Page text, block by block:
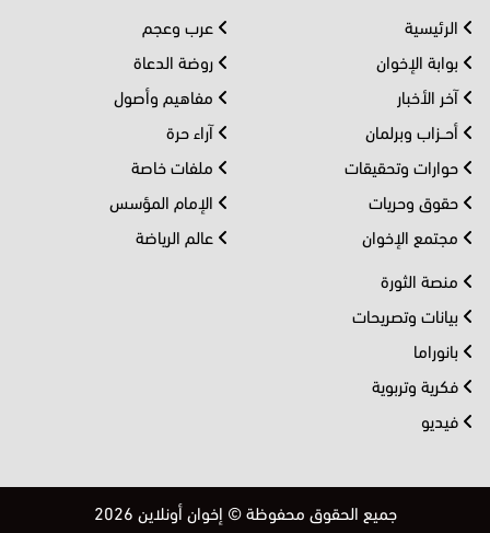
الرئيسية
بوابة الإخوان
آخر الأخبار
أحــزاب وبرلمان
حوارات وتحقيقات
حقوق وحريات
مجتمع الإخوان
عرب وعجم
روضة الدعاة
مفاهيم وأصول
آراء حرة
ملفات خاصة
الإمام المؤسس
عالم الرياضة
منصة الثورة
بيانات وتصريحات
بانوراما
فكرية وتربوية
فيديو
جميع الحقوق محفوظة © إخوان أونلاين 2026